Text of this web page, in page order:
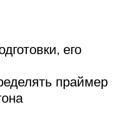
его
праймер